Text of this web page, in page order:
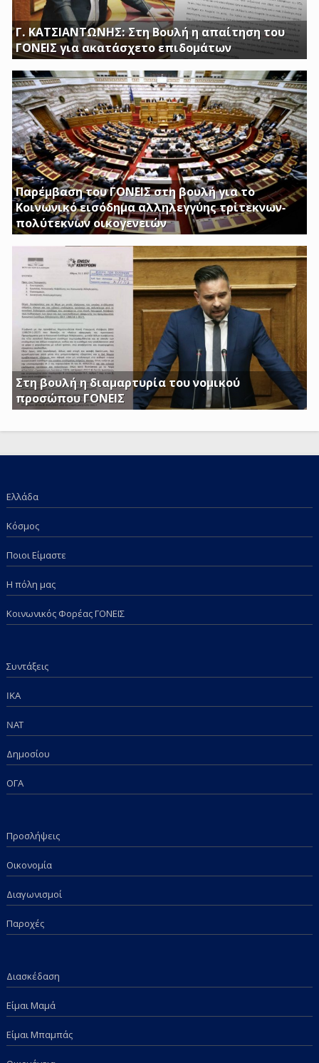
Γ. ΚΑΤΣΙΑΝΤΩΝΗΣ: Στη Βουλή η απαίτηση του
ΓΟΝΕΙΣ για ακατάσχετο επιδομάτων
ΕΡΩΤΗΣΗ ΤΟΥ ΒΟΥΛΕΥΤΗ ΓΙΩΡΓΟΥ ΚΑΤΣΙΑΝΤΩΝΗ
Παρέμβαση του ΓΟΝΕΙΣ στη βουλή για το
Κοινωνικό εισόδημα αλληλεγγύης τρίτεκνων-
πολύτεκνων οικογενειών
Απαιτούμε να εξαιρεθούν τα επιδόματα Στήριξης
Τέκνων, καθώς και το Ειδικό Επίδομα Στήριξης σε
Τρίτεκνες – Πολύτεκνες οικογένειες από τα εισοδηματικά
κριτήρια όπως αυτά καθορίζονται με το υπ’ αριθμ. 128/24-
1-2017 ΦΕΚ
Στη βουλή η διαμαρτυρία του νομικού
προσώπου ΓΟΝΕΙΣ
Γ. Κατσιαντώνης: Φορολογείτε με Κοινή Υπουργική
Απόφαση και τα επιδόματα των παιδιών μας; Πόση
Ελλάδα
Κόσμος
Ποιοι Είμαστε
Η πόλη μας
Κοινωνικός Φορέας ΓΟΝΕΙΣ
Συντάξεις
IKA
NAT
Δημοσίου
ΟΓΑ
Προσλήψεις
Οικονομία
Διαγωνισμοί
Παροχές
Διασκέδαση
Είμαι Μαμά
Είμαι Μπαμπάς